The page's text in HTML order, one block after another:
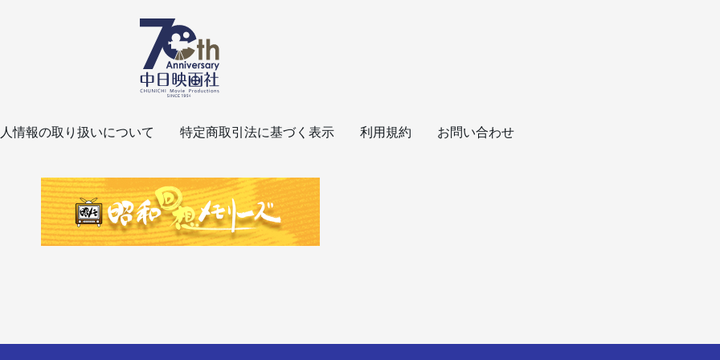
情報の取り扱いについて 特定商取引法に基づく表示 利用規約 お問い合わせ